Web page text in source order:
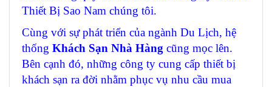
Thiết Bị Sao Nam chúng tôi.
Cùng với sự phát triển của ngành Du Lịch, hệ
thống Khách Sạn Nhà Hàng cũng mọc lên.
Bên cạnh đó, những công ty cung cấp thiết bị
khách sạn ra đời nhằm phục vụ nhu cầu mua